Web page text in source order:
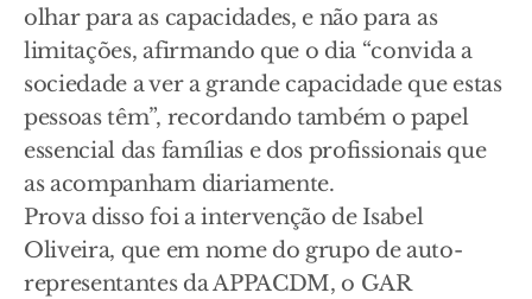
olhar para as capacidades, e não para as
limitações, afirmando que o dia “convida a
sociedade a ver a grande capacidade que estas
pessoas têm”, recordando também o papel
essencial das famílias e dos profissionais que
as acompanham diariamente.
Prova disso foi a intervenção de Isabel
Oliveira, que em nome do grupo de auto-
representantes da APPACDM, o GAR